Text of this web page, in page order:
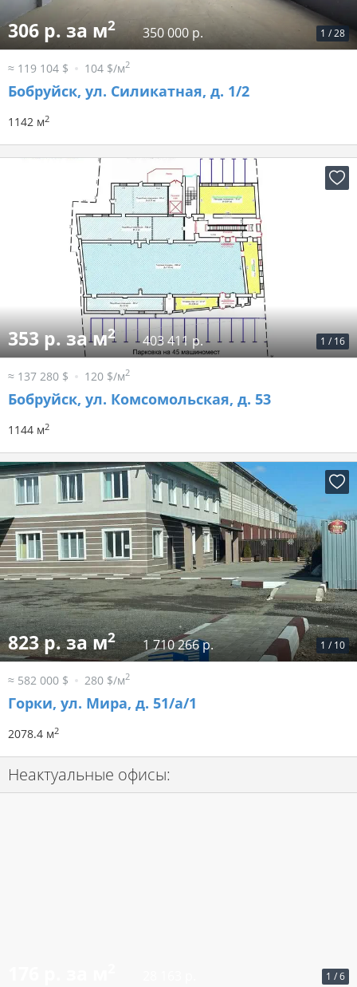
1 /28
306 р. за м2 350 000 р.
≈ 119 104 $ 104 $/м2
Бобруйск, ул. Силикатная, д. 1/2
1142 м2
1 / 16
353 р. за м2 403 411 р.
≈ 137 280 $ 120 $/м2
Бобруйск, ул. Комсомольская, д. 53
1144 м2
1 / 10
823 р. за м2 1 710 266 р.
≈ 582 000 $ 280 $/м2
Горки, ул. Мира, д. 51/а/1
2078.4 м2
Неактуальные офисы:
1 /6